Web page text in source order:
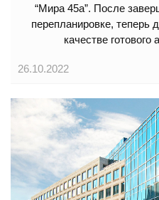
“Мира 45а”. После
перепланировке, теперь
качестве готового
26.10.2022